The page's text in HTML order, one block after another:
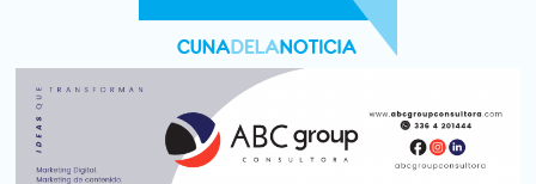
Fuerte caída de la venta de autos usados en julio: bajó un 12,6%